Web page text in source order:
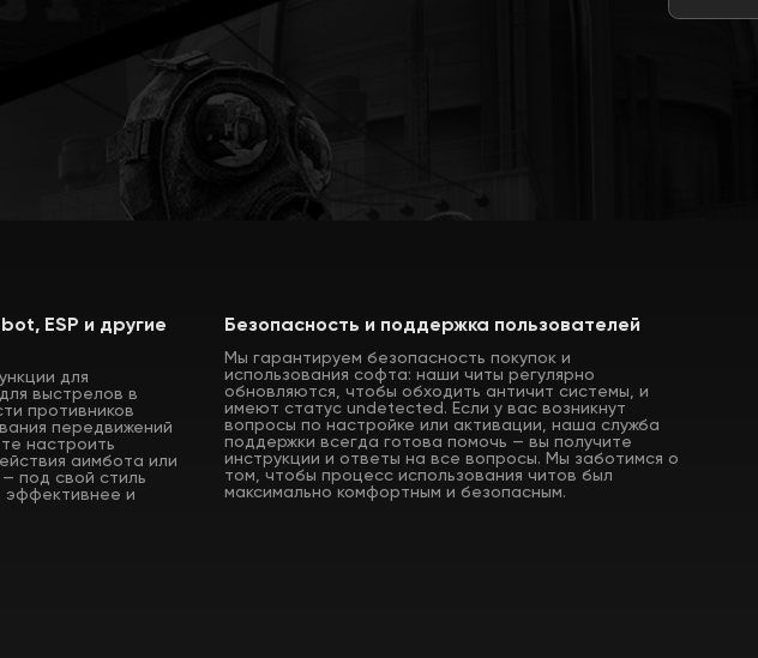
ESP и другие
для
выстрелов в
противников
передвижений
настроить
аимбота или
под свой стиль
эффективнее и
Безопасность и поддержка пользователей
Мы гарантируем безопасность покупок и
использования софта: наши читы регулярно
обновляются, чтобы обходить античит системы, и
имеют статус undetected. Если у вас возникнут
вопросы по настройке или активации, наша служба
поддержки всегда готова помочь — вы получите
инструкции и ответы на все вопросы. Мы заботимся о
том, чтобы процесс использования читов был
максимально комфортным и безопасным.